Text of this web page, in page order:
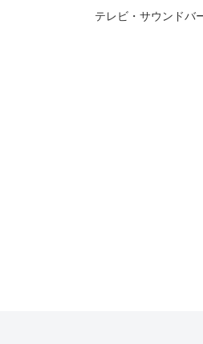
テレビ・サウンドバ